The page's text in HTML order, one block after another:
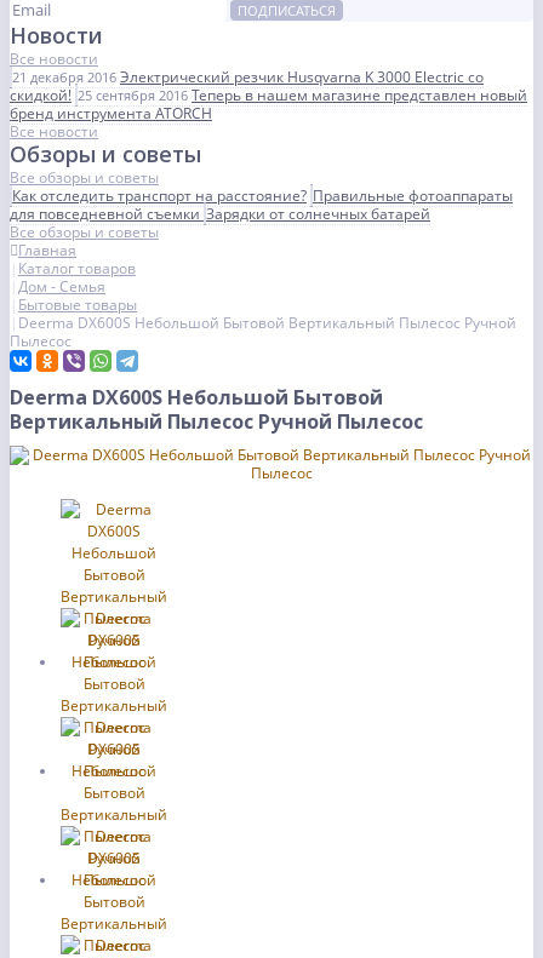
ПОДПИСАТЬСЯ
Новости
Все новости
21 декабря 2016 Электрический резчик Husqvarna K 3000 Electric со
скидкой! 25 сентября 2016 Теперь в нашем магазине представлен новый
бренд инструмента ATORCH
Все новости
Обзоры и советы
Все обзоры и советы
Как отследить транспорт на расстояние? Правильные фотоаппараты
для повседневной съемкиЗарядки от солнечных батарей
Все обзоры и советы
Главная
Каталог товаров
Дом - Семья
Бытовые товары
Deerma DX600S Небольшой Бытовой Вертикальный Пылесос Ручной
Пылесос
Deerma DX600S Небольшой Бытовой
Вертикальный Пылесос Ручной Пылесос